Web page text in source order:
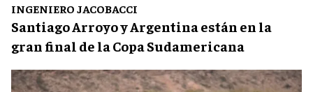
INGENIERO JACOBACCI
Santiago Arroyo y Argentina están en la
gran final de la Copa Sudamericana